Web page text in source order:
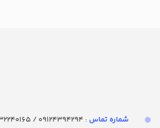
شماره تماس‌ : 09124394294 / 02632240165 / 02634496576